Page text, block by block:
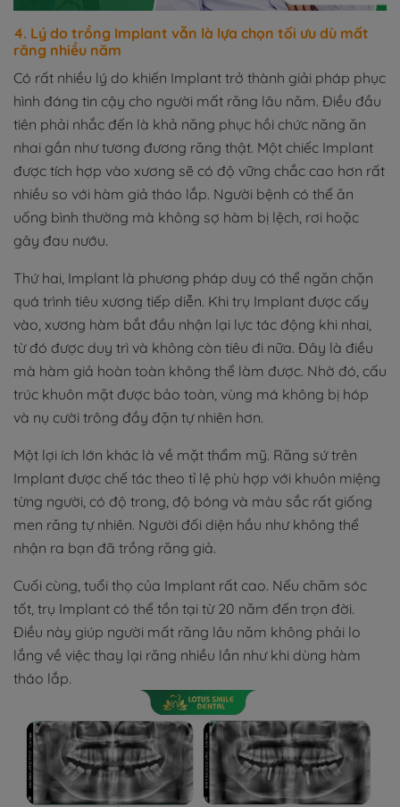
4. Lý do trồng Implant vẫn là lựa chọn tối ưu dù mất
răng nhiều năm
Có rất nhiều lý do khiến Implant trở thành giải pháp phục
hình đáng tin cậy cho người mất răng lâu năm. Điều đầu
tiên phải nhắc đến là khả năng phục hồi chức năng ăn
nhai gần như tương đương răng thật. Một chiếc Implant
được tích hợp vào xương sẽ có độ vững chắc cao hơn rất
nhiều so với hàm giả tháo lắp. Người bệnh có thể ăn
uống bình thường mà không sợ hàm bị lệch, rơi hoặc
gây đau nướu.
Thứ hai, Implant là phương pháp duy có thể ngăn chặn
quá trình tiêu xương tiếp diễn. Khi trụ Implant được cấy
vào, xương hàm bắt đầu nhận lại lực tác động khi nhai,
từ đó được duy trì và không còn tiêu đi nữa. Đây là điều
mà hàm giả hoàn toàn không thể làm được. Nhờ đó, cấu
trúc khuôn mặt được bảo toàn, vùng má không bị hóp
và nụ cười trông đầy đặn tự nhiên hơn.
Một lợi ích lớn khác là về mặt thẩm mỹ. Răng sứ trên
Implant được chế tác theo tỉ lệ phù hợp với khuôn miệng
từng người, có độ trong, độ bóng và màu sắc rất giống
men răng tự nhiên. Người đối diện hầu như không thể
nhận ra bạn đã trồng răng giả.
Cuối cùng, tuổi thọ của Implant rất cao. Nếu chăm sóc
tốt, trụ Implant có thể tồn tại từ 20 năm đến trọn đời.
Điều này giúp người mất răng lâu năm không phải lo
lắng về việc thay lại răng nhiều lần như khi dùng hàm
tháo lắp.